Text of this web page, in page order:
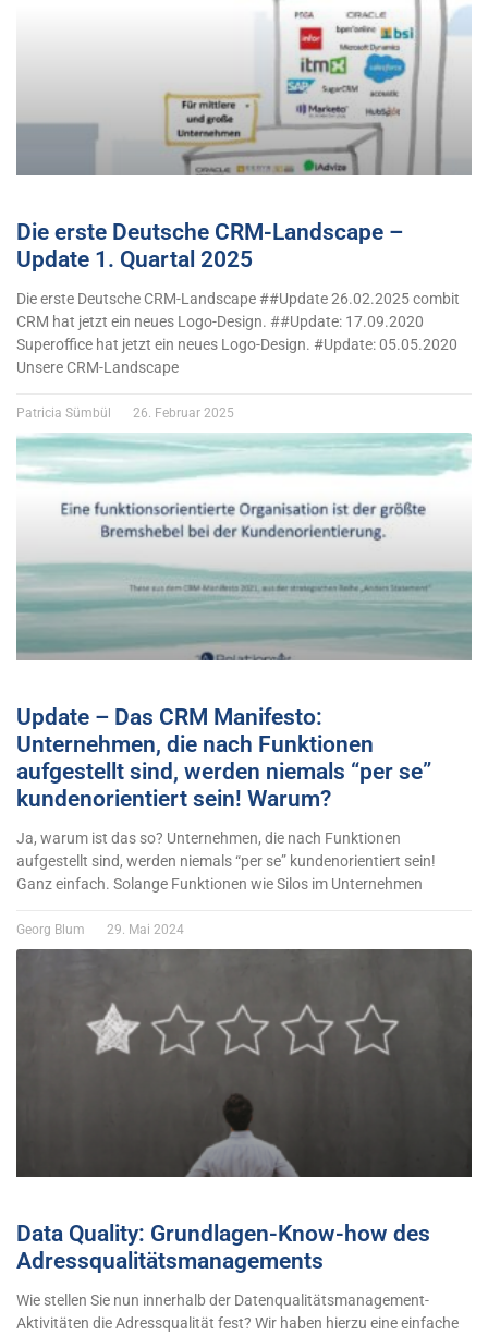
Die erste Deutsche CRM-Landscape –
Update 1. Quartal 2025
Die erste Deutsche CRM-Landscape ##Update 26.02.2025 combit
CRM hat jetzt ein neues Logo-Design. ##Update: 17.09.2020
Superoffice hat jetzt ein neues Logo-Design. #Update: 05.05.2020
Unsere CRM-Landscape
Patricia Sümbül 26. Februar 2025
Update – Das CRM Manifesto:
Unternehmen, die nach Funktionen
aufgestellt sind, werden niemals “per se”
kundenorientiert sein! Warum?
Ja, warum ist das so? Unternehmen, die nach Funktionen
aufgestellt sind, werden niemals “per se” kundenorientiert sein!
Ganz einfach. Solange Funktionen wie Silos im Unternehmen
Georg Blum 29. Mai 2024
Data Quality: Grundlagen-Know-how des
Adressqualitätsmanagements
Wie stellen Sie nun innerhalb der Datenqualitätsmanagement-
Aktivitäten die Adressqualität fest? Wir haben hierzu eine einfache